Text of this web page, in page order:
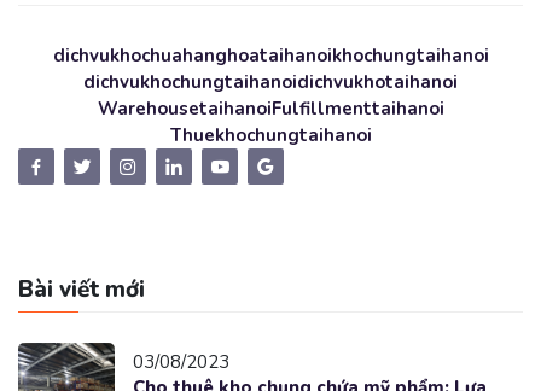
dichvukhochuahanghoataihanoikhochungtaihanoi
dichvukhochungtaihanoidichvukhotaihanoi
WarehousetaihanoiFulfillmenttaihanoi
Thuekhochungtaihanoi
Bài viết mới
03/08/2023